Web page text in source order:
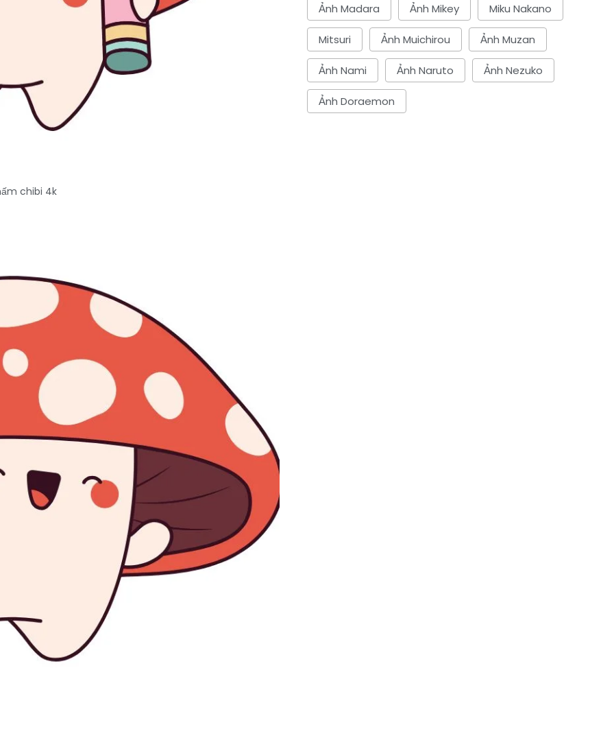
chibi 4k
Ảnh Madara Ảnh Mikey Miku Nakano
Mitsuri Ảnh Muichirou Ảnh Muzan
Ảnh Nami Ảnh Naruto Ảnh Nezuko
Ảnh Doraemon